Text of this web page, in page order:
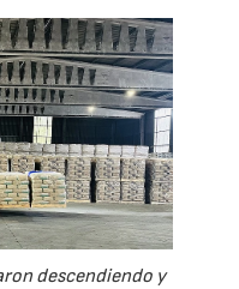
descendiendo y